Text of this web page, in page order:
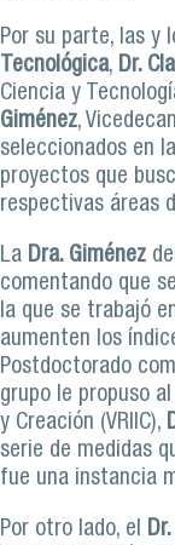
Por su parte, las y
Tecnológica, Dr.
Ciencia y
Giménez,
seleccionados en
proyectos que
respectivas áreas
La Dra. Giménez
comentando que
la que se trabajó
aumenten los
Postdoctorado
grupo le propuso
y Creación (VRIIC),
serie de medidas
fue una instancia
Por otro lado, el